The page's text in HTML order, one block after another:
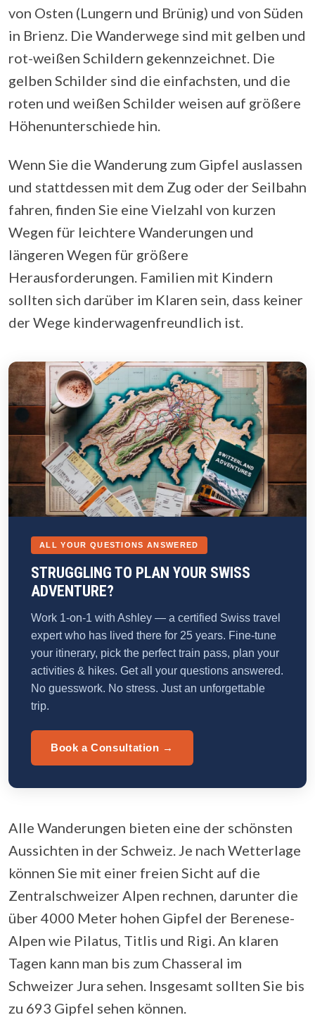
von Osten (Lungern und Brünig) und von Süden
in Brienz. Die Wanderwege sind mit gelben und
rot-weißen Schildern gekennzeichnet. Die
gelben Schilder sind die einfachsten, und die
roten und weißen Schilder weisen auf größere
Höhenunterschiede hin.
Wenn Sie die Wanderung zum Gipfel auslassen
und stattdessen mit dem Zug oder der Seilbahn
fahren, finden Sie eine Vielzahl von kurzen
Wegen für leichtere Wanderungen und
längeren Wegen für größere
Herausforderungen. Familien mit Kindern
sollten sich darüber im Klaren sein, dass keiner
der Wege kinderwagenfreundlich ist.
ALL YOUR QUESTIONS ANSWERED
STRUGGLING TO PLAN YOUR SWISS
ADVENTURE?
Work 1-on-1 with Ashley — a certified Swiss travel
expert who has lived there for 25 years. Fine-tune
your itinerary, pick the perfect train pass, plan your
activities & hikes. Get all your questions answered.
No guesswork. No stress. Just an unforgettable
trip.
Book a Consultation →
Alle Wanderungen bieten eine der schönsten
Aussichten in der Schweiz. Je nach Wetterlage
können Sie mit einer freien Sicht auf die
Zentralschweizer Alpen rechnen, darunter die
über 4000 Meter hohen Gipfel der Berenese-
Alpen wie Pilatus, Titlis und Rigi. An klaren
Tagen kann man bis zum Chasseral im
Schweizer Jura sehen. Insgesamt sollten Sie bis
zu 693 Gipfel sehen können.